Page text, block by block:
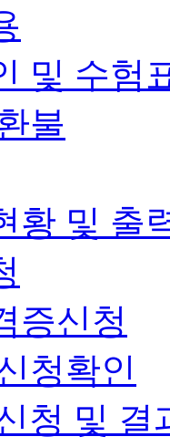
및 수험
불
황 및 출
증신청
청확인
청 및 결